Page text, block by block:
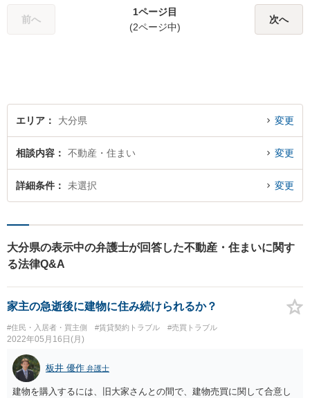
前へ
1ページ目
(2ページ中)
次へ
エリア 大分県 変更
相談内容 不動産・住まい 変更
詳細条件 未選択 変更
大分県の表示中の弁護士が回答した不動産・住まいに関す
る法律Q&A
家主の急逝後に建物に住み続けられるか？
#住民・入居者・買主側 #賃貸契約トラブル #売買トラブル
2022年05月16日(月)
板井 優作 弁護士
建物を購入するには、旧大家さんとの間で、建物売買に関して合意し